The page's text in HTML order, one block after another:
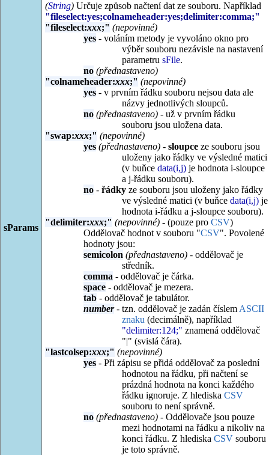
sParams
(String)Určuje způsob načtení dat ze souboru. Například
"fileselect:yes;colnameheader:yes;delimiter:comma;"
"fileselect:xxx;" (nepovinné)
yes- voláním metody je vyvoláno okno pro
výběr souboru nezávisle na nastavení
parametru sFile.
no (přednastaveno)
"colnameheader:xxx;" (nepovinné)
yes- v prvním řádku souboru nejsou data ale
názvy jednotlivých sloupců.
no (přednastaveno)- už v prvním řádku
souboru jsou uložena data.
"swap:xxx;" (nepovinné)
yes (přednastaveno)- sloupceze souboru jsou
uloženy jako řádky ve výsledné matici
(v buňce data(i,j)je hodnota i-sloupce
a j-řádku souboru).
no- řádkyze souboru jsou uloženy jako řádky
ve výsledné matici (v buňce data(i,j)je
hodnota i-řádku a j-sloupce souboru).
"delimiter:xxx;" (nepovinné)- (pouze pro CSV)
Oddělovač hodnot v souboru "CSV". Povolené
hodnoty jsou:
semicolon (přednastaveno)- oddělovač je
středník.
comma - oddělovač je čárka.
space- oddělovač je mezera.
tab- oddělovač je tabulátor.
number- tzn. oddělovač je zadán číslem ASCII
znaku (decimálně), například
"delimiter:124;" znamená oddělovač
"|" (svislá čára).
"lastcolsep:xxx;" (nepovinné)
yes- Při zápisu se přidá oddělovač za poslední
hodnotou na řádku, při načtení se
prázdná hodnota na konci každého
řádku ignoruje. Z hlediska CSV
souboru to není správně.
no (přednastaveno)- Oddělovače jsou pouze
mezi hodnotami na řádku a nikoliv na
konci řádku. Z hlediska CSVsouboru
je toto správně.